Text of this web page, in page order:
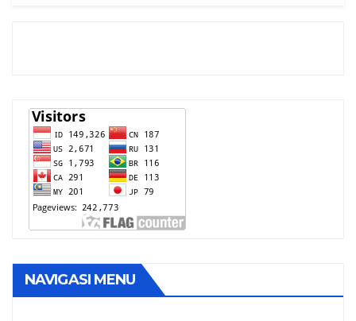
NAVIGASI MENU